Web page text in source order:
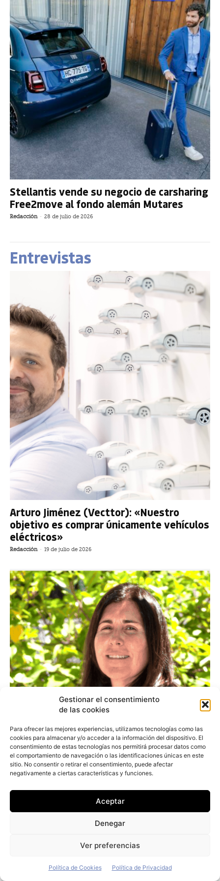
Gestionar el consentimiento
de las cookies
Para ofrecer las mejores experiencias, utilizamos tecnologías como las
cookies para almacenar y/o acceder a la información del dispositivo. El
consentimiento de estas tecnologías nos permitirá procesar datos como
el comportamiento de navegación o las identificaciones únicas en este
sitio. No consentir o retirar el consentimiento, puede afectar
negativamente a ciertas características y funciones.
Aceptar
Denegar
Ver preferencias
Política de Cookies Política de Privacidad
Stellantis vende su negocio de carsharing
Free2move al fondo alemán Mutares
Redacción - 28 de julio de 2026
Entrevistas
Arturo Jiménez (Vecttor): «Nuestro
objetivo es comprar únicamente vehículos
eléctricos»
Redacción - 19 de julio de 2026
Alicia Benavent (Pascual): «Tenemos la
sostenibilidad integrada en nuestro ADN»